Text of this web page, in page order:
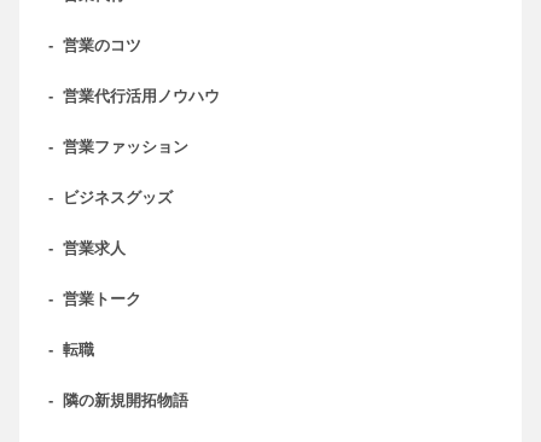
- 営業のコツ
- 営業代行活用ノウハウ
- 営業ファッション
- ビジネスグッズ
- 営業求人
- 営業トーク
- 転職
- 隣の新規開拓物語